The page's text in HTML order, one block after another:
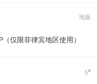
地板
仅限菲律宾地区使用）
5#